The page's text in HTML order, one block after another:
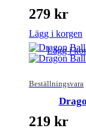
279 kr
Lägg i korgen
Beställningsvara
Lägg i
219 kr